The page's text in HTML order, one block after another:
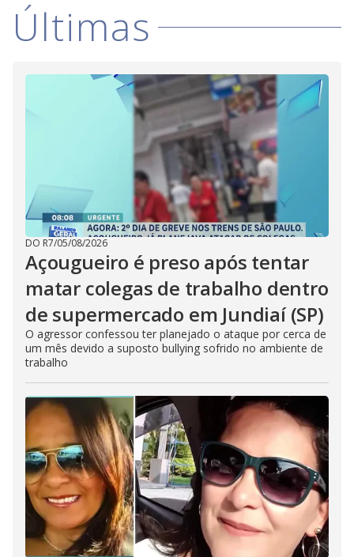
Últimas
DO R7/05/08/2026
Açougueiro é preso após tentar
matar colegas de trabalho dentro
de supermercado em Jundiaí (SP)
O agressor confessou ter planejado o ataque por cerca de
um mês devido a suposto bullying sofrido no ambiente de
trabalho